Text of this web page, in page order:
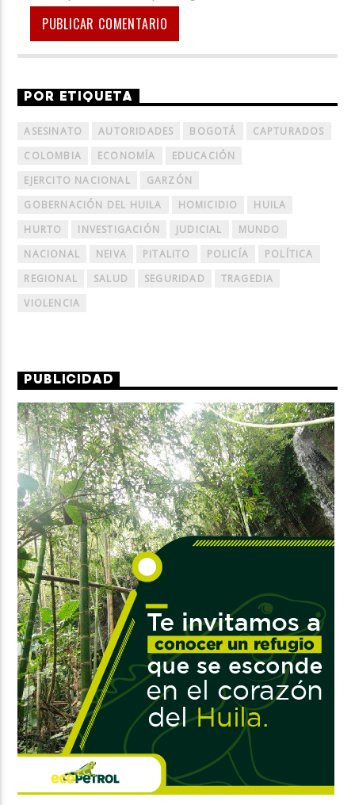
POR ETIQUETA
ASESINATO AUTORIDADES BOGOTÁ
CAPTURADOS
COLOMBIA
ECONOMÍA
EDUCACIÓN
EJERCITO NACIONAL
GARZÓN
GOBERNACIÓN DEL HUILA
HOMICIDIO
HUILA
HURTO
INVESTIGACIÓN JUDICIAL
MUNDO
NACIONAL
NEIVA PITALITO POLICÍA
POLÍTICA
REGIONAL
SALUD SEGURIDAD
TRAGEDIA
VIOLENCIA
PUBLICIDAD